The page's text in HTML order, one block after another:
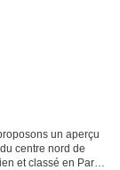
un aperçu
centre nord de
et classé en Parc